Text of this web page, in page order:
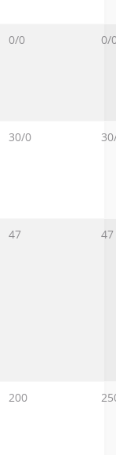
0/0 0/
30/0
47 47
200